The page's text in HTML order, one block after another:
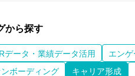
から探す
データ・業績データ活用
エン
ンボーディング
キャリア形成